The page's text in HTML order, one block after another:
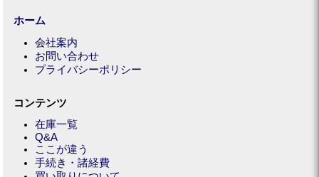
ホーム
会社案内
お問い合わせ
プライバシーポリシー
コンテンツ
在庫一覧
Q&A
ここが違う
手続き・諸経費